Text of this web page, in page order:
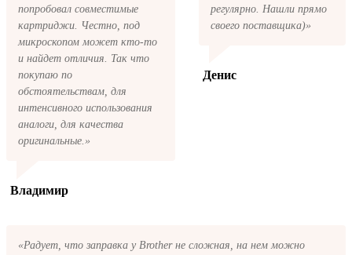
попробовал совместимые
картриджи. Честно, под
микроскопом может кто-то
и найдет отличия. Так что
покупаю по
обстоятельствам, для
интенсивного использования
аналоги, для качества
оригинальные.»
Владимир
регулярно. Нашли прямо
своего поставщика)»
Денис
«Радует, что заправка у Brother не сложная, на нем можно